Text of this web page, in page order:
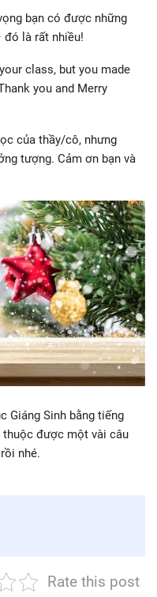
bạn có được những
là rất nhiều!
class, but you made
you and Merry
của thầy/cô, nhưng
tượng. Cảm ơn bạn và
Giáng Sinh bằng tiếng
thuộc được một vài câu
nhé.
Rate this post